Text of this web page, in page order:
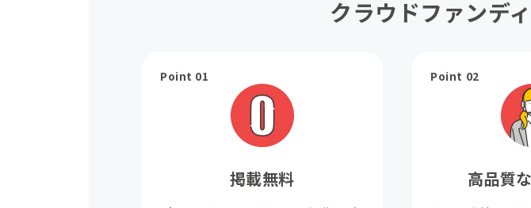
クラウドファンデ
Point 01
掲載無料
Point 02
高品質